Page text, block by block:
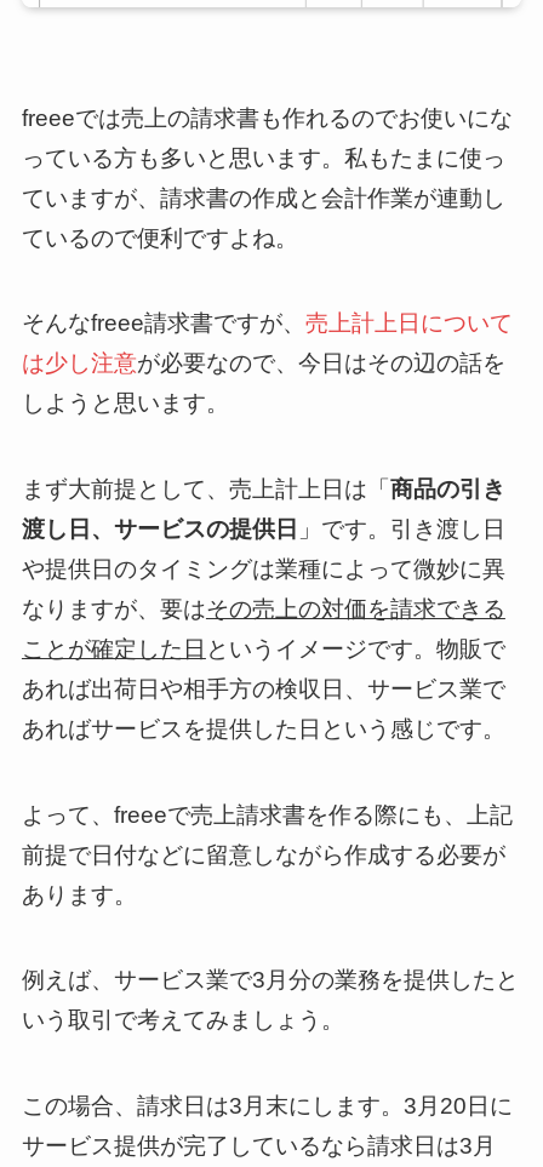
freeeでは売上の請求書も作れるのでお使いにな
っている方も多いと思います。私もたまに使っ
ていますが、請求書の作成と会計作業が連動し
ているので便利ですよね。
そんなfreee請求書ですが、 売上計上日について
は少し注意が必要なので、今日はその辺の話を
しようと思います。
まず大前提として、売上計上日は「 商品の引き
渡し日、サービスの提供日 」です。引き渡し日
や提供日のタイミングは業種によって微妙に異
なりますが、要はその売上の対価を請求できる
ことが確定した日 というイメージです。物販で
あれば出荷日や相手方の検収日、サービス業で
あればサービスを提供した日という感じです。
よって、freeeで売上請求書を作る際にも、上記
前提で日付などに留意しながら作成する必要が
あります。
例えば、サービス業で3月分の業務を提供したと
いう取引で考えてみましょう。
この場合、請求日は3月末にします。3月20日に
サービス提供が完了しているなら請求日は3月